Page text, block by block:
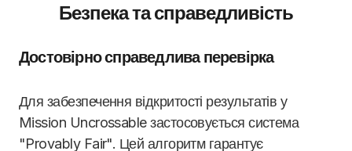
Безпека та справедливість
Достовірно справедлива перевірка
Для забезпечення відкритості результатів у
Mission Uncrossable застосовується система
"Provably Fair". Цей алгоритм гарантує